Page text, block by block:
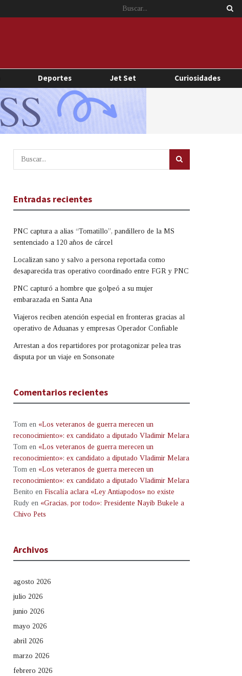
Deportes Jet Set Curiosidades
Entradas recientes
PNC captura a alias “Tomatillo”, pandillero de la MS
sentenciado a 120 años de cárcel
Localizan sano y salvo a persona reportada como
desaparecida tras operativo coordinado entre FGR y PNC
PNC capturó a hombre que golpeó a su mujer
embarazada en Santa Ana
Viajeros reciben atención especial en fronteras gracias al
operativo de Aduanas y empresas Operador Confiable
Arrestan a dos repartidores por protagonizar pelea tras
disputa por un viaje en Sonsonate
Comentarios recientes
Tom en «Los veteranos de guerra merecen un
reconocimiento»: ex candidato a diputado Vladimir Melara
Tom en «Los veteranos de guerra merecen un
reconocimiento»: ex candidato a diputado Vladimir Melara
Tom en «Los veteranos de guerra merecen un
reconocimiento»: ex candidato a diputado Vladimir Melara
Benito en Fiscalía aclara «Ley Antiapodos» no existe
Rudy en «Gracias, por todo»: Presidente Nayib Bukele a
Chivo Pets
Archivos
agosto 2026
julio 2026
junio 2026
mayo 2026
abril 2026
marzo 2026
febrero 2026